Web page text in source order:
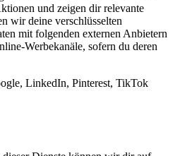
und zeigen dir relevante
wir deine verschlüsselten
mit folgenden externen Anbietern
Werbekanäle, sofern du deren
LinkedIn, Pinterest, TikTok